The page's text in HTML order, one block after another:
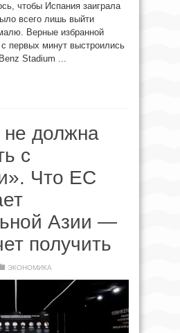
чтобы Испания заиграла
всего лишь выйти
Верные избранной
первых минут выстроились
Stadium ...
должна
с
Что ЕС
Азии —
получить
ЭКОНОМИКА